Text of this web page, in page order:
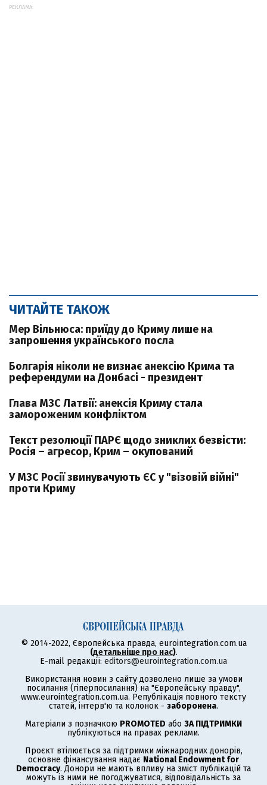
РЕКЛАМА:
ЧИТАЙТЕ ТАКОЖ
Мер Вільнюса: приїду до Криму лише на
запрошення українського посла
Болгарія ніколи не визнає анексію Крима та
референдуми на Донбасі - президент
Глава МЗС Латвії: анексія Криму стала
замороженим конфліктом
Текст резолюції ПАРЄ щодо зниклих безвісти:
Росія – агресор, Крим – окупований
У МЗС Росії звинувачують ЄС у "візовій війні"
проти Криму
© 2014-2022, Європейська правда, eurointegration.com.ua
(детальніше про нас).
E-mail редакції: editors@eurointegration.com.ua
Використання новин з сайту дозволено лише за умови
посилання (гіперпосилання) на "Європейську правду",
www.eurointegration.com.ua. Републікація повного тексту
статей, інтерв'ю та колонок - заборонена.
Матеріали з позначкою PROMOTED або ЗА ПІДТРИМКИ
публікуються на правах реклами.
Проєкт втілюється за підтримки міжнародних донорів,
основне фінансування надає National Endowment for
Democracy. Донори не мають впливу на зміст публікацій та
можуть із ними не погоджуватися, відповідальність за